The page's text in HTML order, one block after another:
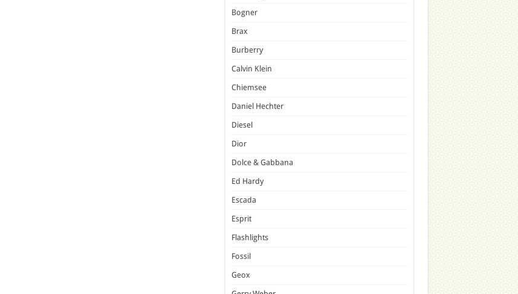
Bogner
Brax
Burberry
Calvin Klein
Chiemsee
Daniel Hechter
Diesel
Dior
Dolce & Gabbana
Ed Hardy
Escada
Esprit
Flashlights
Fossil
Geox